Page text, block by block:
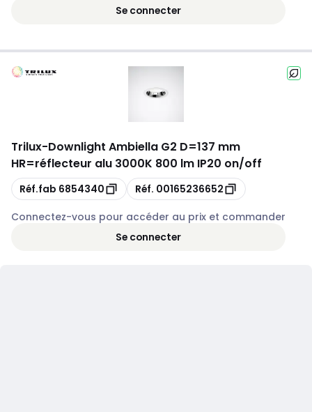
Se connecter
Trilux-Downlight Ambiella G2 D=137 mm
HR=réflecteur alu 3000K 800 lm IP20 on/off
Copie
Réf.fab 6854340 Copie
Réf. 00165236652
Connectez-vous pour accéder au prix et commander
Se connecter